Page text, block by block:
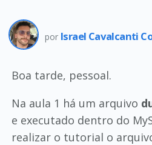
por Israel Cavalcanti
Boa tarde, pessoal.
Na aula 1 há um arquivo
e executado dentro do
realizar o tutorial o